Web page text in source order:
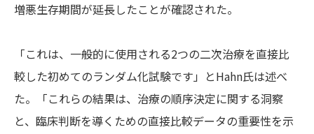
増悪生存期間が延長したことが確認された。
「これは、一般的に使用される2つの二次治療を直接比
較した初めてのランダム化試験です」とHahn氏は述べ
た。「これらの結果は、治療の順序決定に関する洞察
と、臨床判断を導くための直接比較データの重要性を示